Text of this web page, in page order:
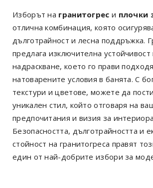
Изборът на гранитогрес и плочки
отлична комбинация, която
дълготрайност и лесна поддръжка.
предлага изключителна
надраскване, което го прави
натоварените условия в банята. С
текстури и цветове, можете да
уникален стил, който отговаря на
предпочитания и визия за
Безопасността, дълготрайността и
стойност на гранитогреса правят
един от най-добрите избори за